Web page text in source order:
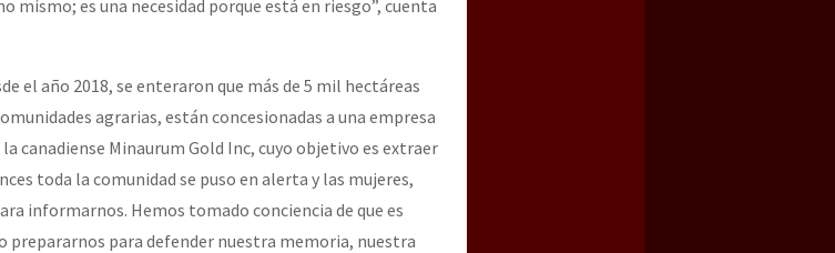
y Rebeldía
es una necesidad porque está en riesgo”, cuenta
el año 2018, se enteraron que más de 5 mil hectáreas
agrarias, están concesionadas a una empresa
canadiense Minaurum Gold Inc, cuyo objetivo es extraer
toda la comunidad se puso en alerta y las mujeres,
informarnos. Hemos tomado conciencia de que es
prepararnos para defender nuestra memoria, nuestra